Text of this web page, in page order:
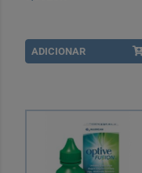
ADICIONAR